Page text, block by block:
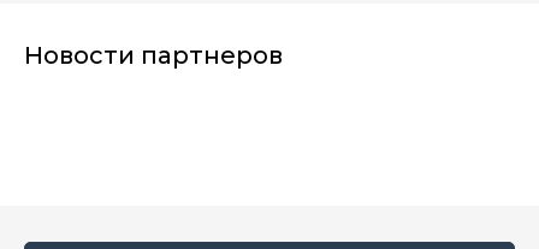
Новости партнеров